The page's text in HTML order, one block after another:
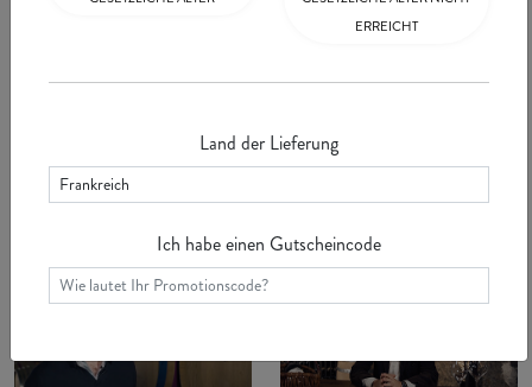
La Minute Chanzy #30 -
burgundische Gemeinde an der
"Route des Grands Crus" in der
La Minute Chanzy #29 -
Diese Woche erzählen wir Ihnen
von Vougeot, dem kleinen Dorf
ERREICHT
Land der Lieferung
Ich habe einen Gutscheincode